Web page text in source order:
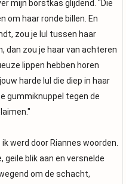
mijn borstkas glijdend. "Die
om haar ronde billen. En
zou je lul tussen haar
dan zou je haar van achteren
lippen hebben horen
harde lul die diep in haar
gummiknuppel tegen de
werd door Riannes woorden.
blik aan en versnelde
om de schacht,